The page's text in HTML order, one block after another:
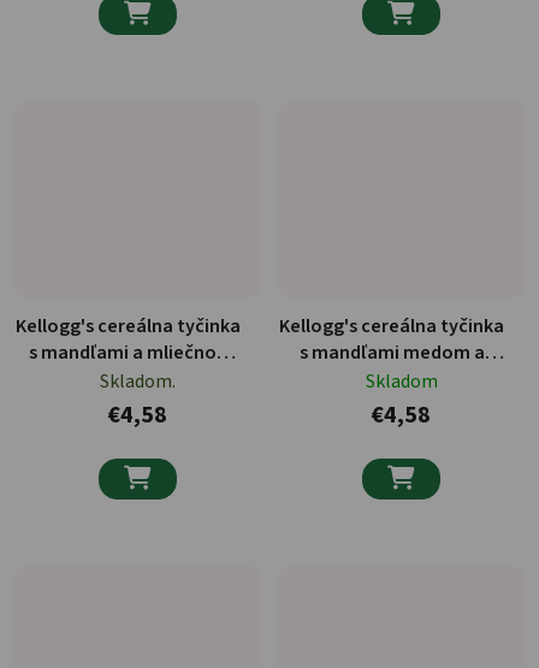
 
Kellogg's cereálna tyčinka
s mandľami a mliečnou
čokoládou 128g
Skladom.
€4,58

Kellogg's cereálna tyčinka
s mandľami medom a
semiačkami 4ks - 128g
Skladom
€4,58
